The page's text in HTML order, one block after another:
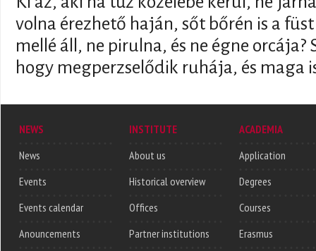
volna érezhető haján, sőt bőrén is a
mellé áll, ne pirulna, és ne égne orcája?
hogy megperzselődik ruhája, és maga
NEWS
News
Events
Events calendar
Anouncements
INSTITUTE
About us
Historical overview
Offices
Partner institutions
ACADEMIA
Application
Degrees
Courses
Erasmus